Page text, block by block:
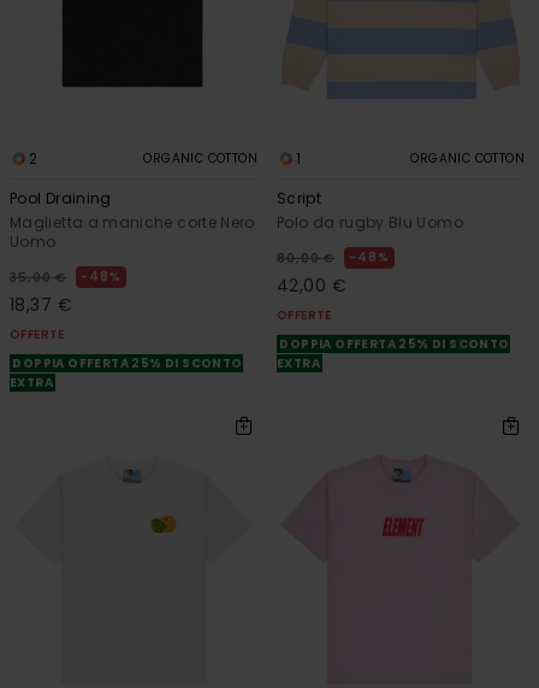
2 ORGANIC COTTON
Pool Draining
Maglietta a maniche corte Nero
Uomo
35,00 € 48%
18,37 €
OFFERTE
DOPPIA OFFERTA 25% DI SCONTO
EXTRA
1 ORGANIC COTTON
Script
Polo da rugby Blu Uomo
80,00 € 48%
42,00 €
OFFERTE
DOPPIA OFFERTA 25% DI SCONTO
EXTRA